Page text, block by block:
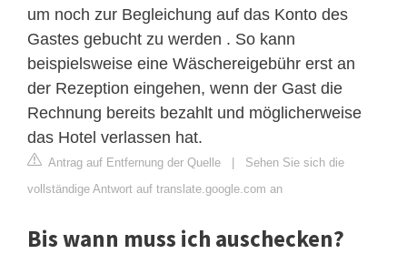
um noch zur Begleichung auf das Konto des
Gastes gebucht zu werden . So kann
beispielsweise eine Wäschereigebühr erst an
der Rezeption eingehen, wenn der Gast die
Rechnung bereits bezahlt und möglicherweise
das Hotel verlassen hat.
Antrag auf Entfernung der Quelle | Sehen Sie sich die
vollständige Antwort auf translate.google.com an
Bis wann muss ich auschecken?